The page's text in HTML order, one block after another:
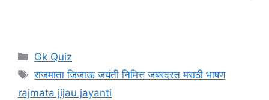
Categories
Gk Quiz
Tags
राजमाता जिजाऊ जयंती निमित्त जबरदस्त मराठी भाषण
rajmata jijau jayanti